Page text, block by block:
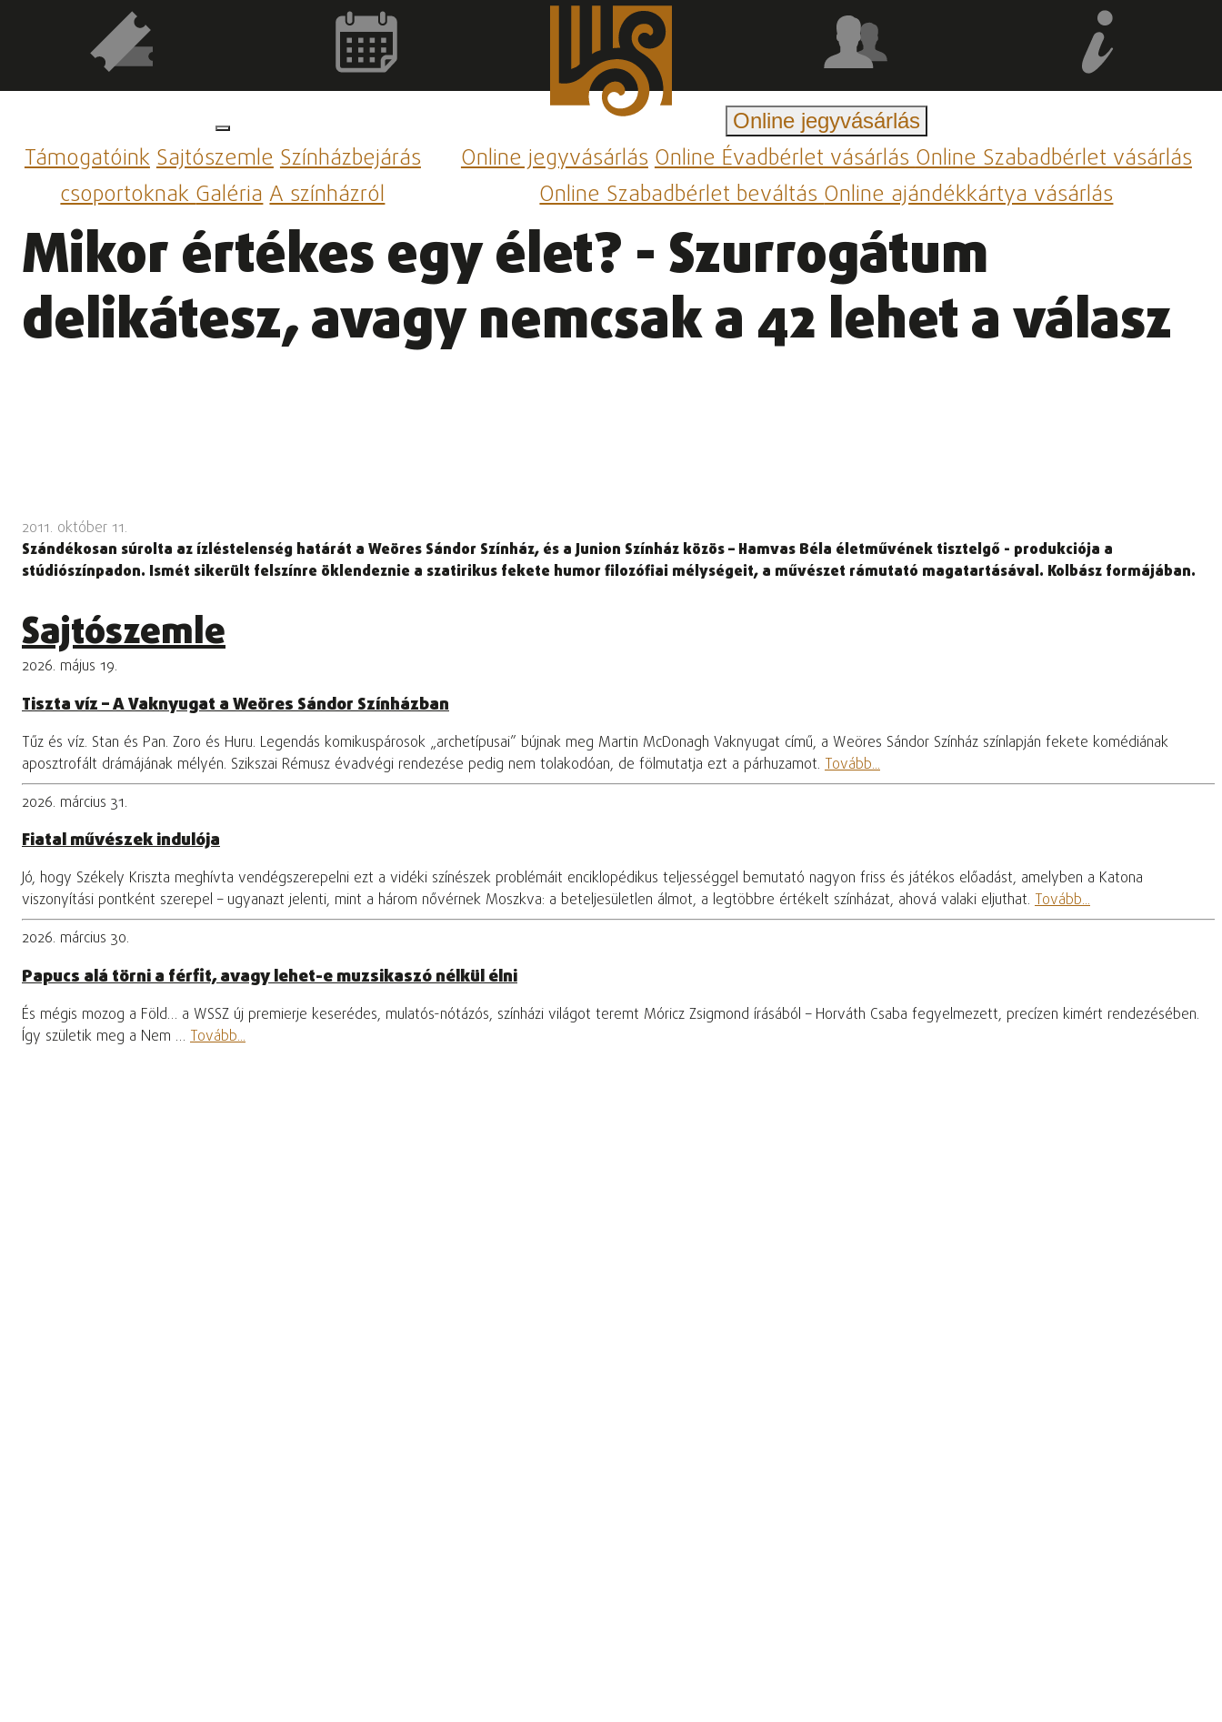
TámogatóinkSajtószemleSzínházbejárás
csoportoknakGalériaA színházról
Online jegyvásárlás
Online jegyvásárlásOnline Évadbérlet vásárlásOnline Szabadbérlet vásárlás
Online Szabadbérlet beváltásOnline ajándékkártya vásárlás
Mikor értékes egy élet? - Szurrogátum
delikátesz, avagy nemcsak a 42 lehet a válasz
2011. október 11.
Szándékosan súrolta az ízléstelenség határát a Weöres Sándor Színház, és a Junion Színház közös – Hamvas Béla életművének tisztelgő - produkciója a
stúdiószínpadon. Ismét sikerült felszínre öklendeznie a szatirikus fekete humor filozófiai mélységeit, a művészet rámutató magatartásával. Kolbász formájában.
Sajtószemle
2026. május 19.
Tiszta víz – A Vaknyugat a Weöres Sándor Színházban
Tűz és víz. Stan és Pan. Zoro és Huru. Legendás komikuspárosok „archetípusai” bújnak meg Martin McDonagh Vaknyugat című, a Weöres Sándor Színház színlapján fekete komédiának
aposztrofált drámájának mélyén. Szikszai Rémusz évadvégi rendezése pedig nem tolakodóan, de fölmutatja ezt a párhuzamot. Tovább...
2026. március 31.
Fiatal művészek indulója
Jó, hogy Székely Kriszta meghívta vendégszerepelni ezt a vidéki színészek problémáit enciklopédikus teljességgel bemutató nagyon friss és játékos előadást, amelyben a Katona
viszonyítási pontként szerepel – ugyanazt jelenti, mint a három nővérnek Moszkva: a beteljesületlen álmot, a legtöbbre értékelt színházat, ahová valaki eljuthat. Tovább...
2026. március 30.
Papucs alá törni a férfit, avagy lehet-e muzsikaszó nélkül élni
És mégis mozog a Föld… a WSSZ új premierje keserédes, mulatós-nótázós, színházi világot teremt Móricz Zsigmond írásából – Horváth Csaba fegyelmezett, precízen kimért rendezésében.
Így születik meg a Nem … Tovább...